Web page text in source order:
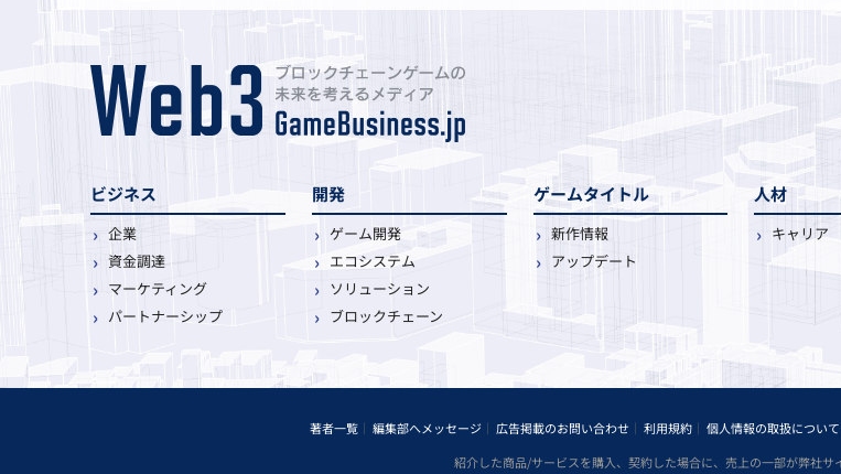
ビジネス
企業
資金調達
マーケティング
パートナーシップ
開発
ゲーム開発
エコシステム
ソリューション
ブロックチェーン
ゲームタイトル
新作情報
アップデート
人材
キャリア
著者一覧 編集部へメッセージ 広告掲載のお問い合わせ 利用規約 個人情報の取扱について
紹介した商品/サービスを購入、契約した場合に、売上の一部が弊社サ